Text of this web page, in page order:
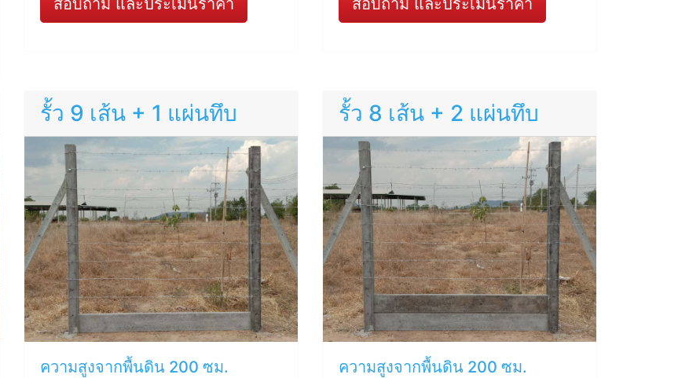
สอบถาม และประเมินราคา สอบถาม และประเมินราคา
รั้ว 9 เส้น + 1 แผ่นทึบ
ความสูงจากพื้นดิน 200 ซม.
รั้ว 8 เส้น + 2 แผ่นทึบ
ความสูงจากพื้นดิน 200 ซม.